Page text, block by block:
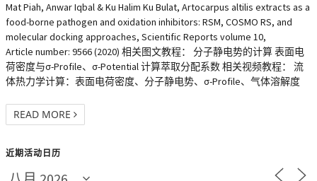
Mat Piah, Anwar Iqbal & Ku Halim Ku Bulat, Artocarpus altilis extracts as a
food-borne pathogen and oxidation inhibitors: RSM, COSMO RS, and
molecular docking approaches, Scientific Reports volume 10,
Article number: 9566 (2020) 相关图文教程： 分子静电势的计算 表面电
荷密度与σ-Profile、σ-Potential 计算萃取分配系数 相关视频教程： 流
体热力学计算：表面电荷密度、分子静电势、σ-Profile、气体溶解度
READ MORE
近期活动日历